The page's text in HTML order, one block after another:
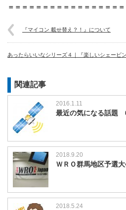
＝＝＝＝＝＝＝＝＝＝＝＝＝＝＝＝
『マイコン 載せ替え？！』について
あったらいいなシリーズ４｜『楽しいシェービ
関連記事
2016.1.11
最近の気になる話題
2018.9.20
ＷＲＯ群馬地区予選
2018.5.24